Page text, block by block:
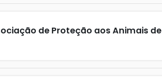
de Proteção aos Animais de